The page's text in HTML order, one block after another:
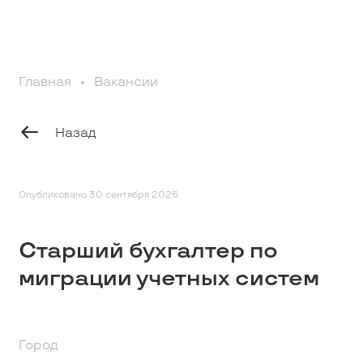
Студентам
Школьникам
Вакансии
Наши истории
Главная Вакансии
Назад
Опубликовано 30 сентября 2025
Старший бухгалтер по
миграции учетных систем
Город